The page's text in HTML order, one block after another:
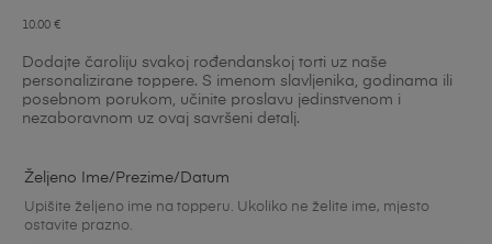
od
ukupno 5
korisnika)
10.00 €
Dodajte čaroliju svakoj rođendanskoj torti uz naše
personalizirane toppere. S imenom slavljenika, godinama ili
posebnom porukom, učinite proslavu jedinstvenom i
nezaboravnom uz ovaj savršeni detalj.
Željeno Ime/prezime/datum
Upišite željeno ime na topperu. Ukoliko ne želite ime, mjesto
ostavite prazno.